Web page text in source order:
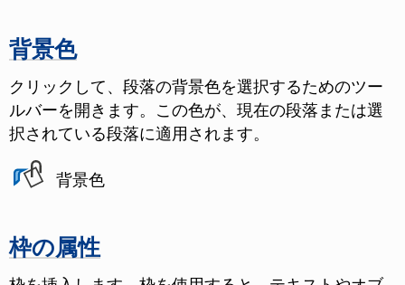
背景色
クリックして、段落の背景色を選択するためのツー
ルバーを開きます。この色が、現在の段落または選
択されている段落に適用されます。
背景色
枠の属性